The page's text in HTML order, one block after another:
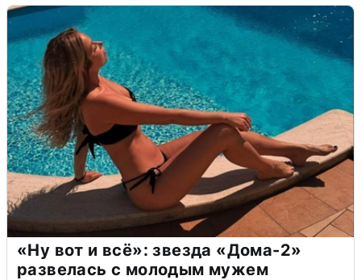
«Ну вот и всё»: звезда «Дома-2»
развелась с молодым мужем